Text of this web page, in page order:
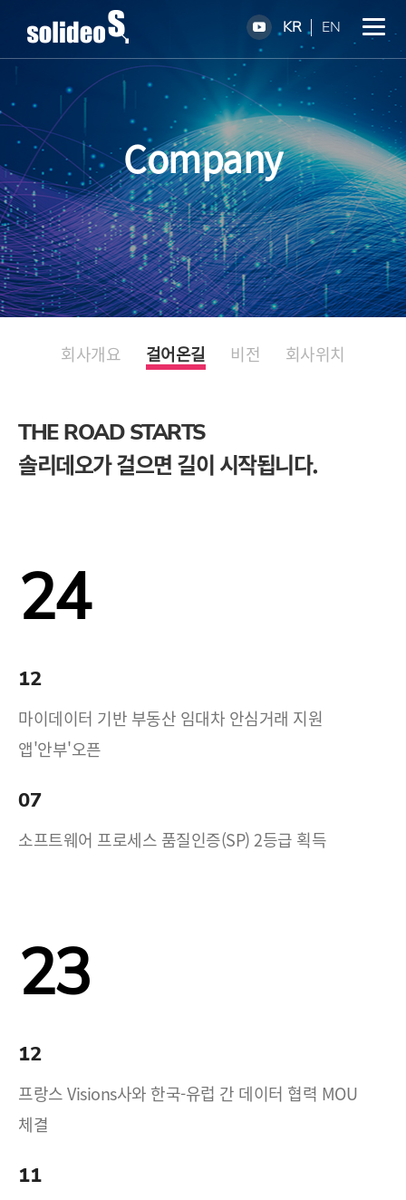
KR EN
Company
회사개요 걸어온길 비전 회사위치
THE ROAD STARTS
솔리데오가 걸으면 길이 시작됩니다.
24
12
마이데이터 기반 부동산 임대차 안심거래 지원
앱'안부'오픈
07
소프트웨어 프로세스 품질인증(SP) 2등급 획득
23
12
프랑스 Visions사와 한국-유럽 간 데이터 협력 MOU
체결
11